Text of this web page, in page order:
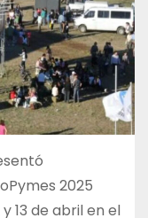
2025
13 de abril en el